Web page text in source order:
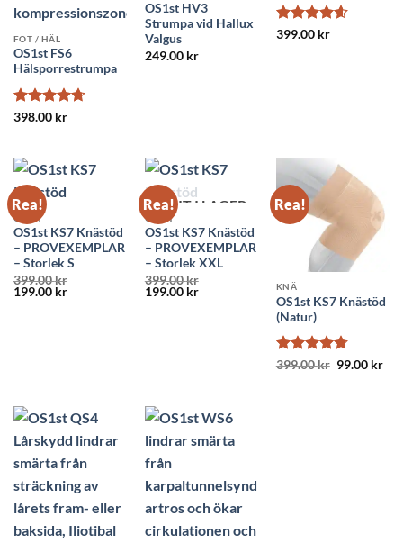
FOT / HÄL
OS1st FS6
Hälsporrestrumpa
Betygsatt
398.00 kr
OS1st HV3
Strumpa vid Hallux
Valgus
249.00 kr
Betygsatt
399.00 kr
Rea!
OS1ST
OS1st KS7 Knästöd
– PROVEXEMPLAR
– Storlek S
399.00kr
Det
199.00 krDet
Rea!
SLUT I LAGER
OS1ST
OS1st KS7 Knästöd
– PROVEXEMPLAR
– Storlek XXL
399.00kr
Det
199.00 krDet
Rea!
KNÄ
OS1st KS7 Knästöd
(Natur)
Betygsatt
399.00kr Det
99.00 krDet